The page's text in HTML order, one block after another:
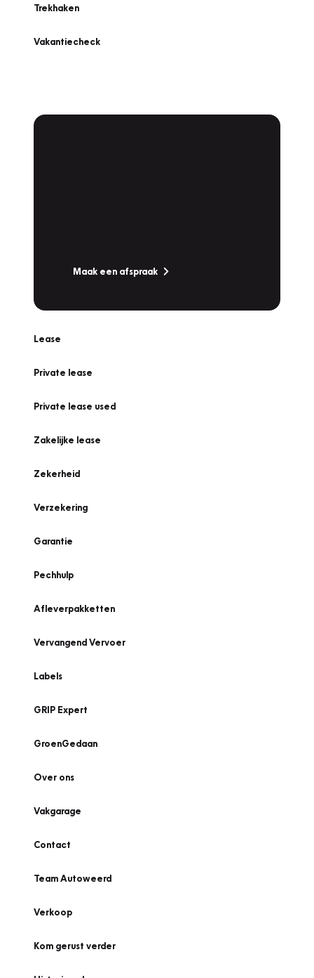
Trekhaken
Vakantiecheck
Maak een afspraak
Lease
Private lease
Private lease used
Zakelijke lease
Zekerheid
Verzekering
Garantie
Pechhulp
Afleverpakketten
Vervangend Vervoer
Labels
GRIP Expert
GroenGedaan
Over ons
Vakgarage
Contact
Team Autoweerd
Verkoop
Kom gerust verder